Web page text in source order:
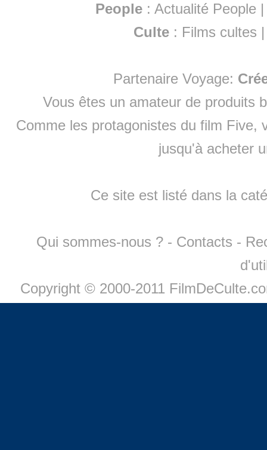
People :Actualité People
Culte : Films cultes
Partenaire Voyage:
Vous êtes un amateur de produits
Comme les protagonistes du film Five,
jusqu'à acheter
Ce site est listé dans la
Qui sommes-nous ? - Contacts -
Copyright © 2000-2011